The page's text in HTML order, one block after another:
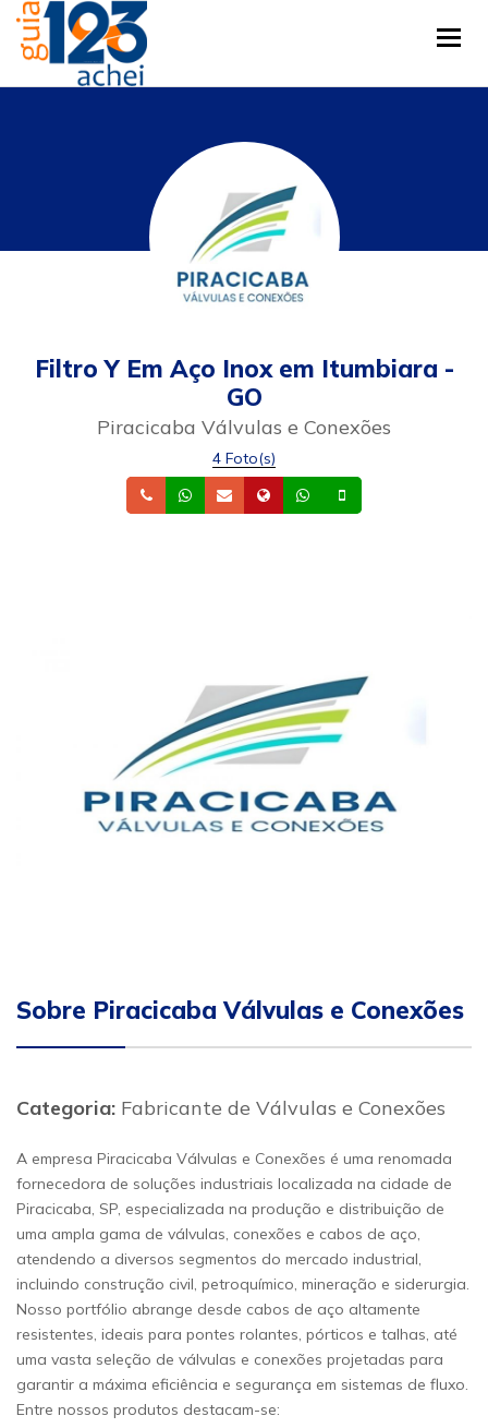
Filtro Y Em Aço Inox em Itumbiara -
GO
Piracicaba Válvulas e Conexões
4 Foto(s)
TelefoneWhatsapp
Email Site Whatsapp
Sobre Piracicaba Válvulas e Conexões
Categoria: Fabricante de Válvulas e Conexões
A empresa Piracicaba Válvulas e Conexões é uma renomada
fornecedora de soluções industriais localizada na cidade de
Piracicaba, SP, especializada na produção e distribuição de
uma ampla gama de válvulas, conexões e cabos de aço,
atendendo a diversos segmentos do mercado industrial,
incluindo construção civil, petroquímico, mineração e siderurgia.
Nosso portfólio abrange desde cabos de aço altamente
resistentes, ideais para pontes rolantes, pórticos e talhas, até
uma vasta seleção de válvulas e conexões projetadas para
garantir a máxima eficiência e segurança em sistemas de fluxo.
Entre nossos produtos destacam-se: